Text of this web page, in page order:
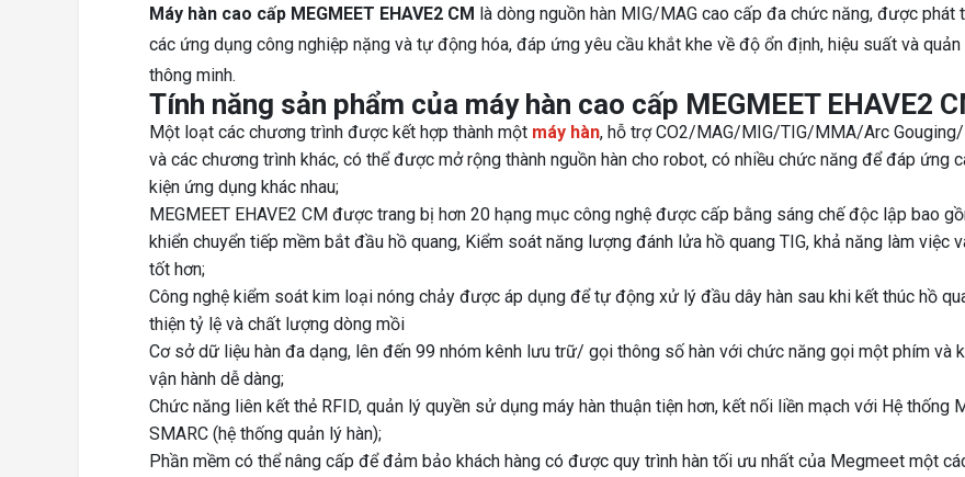
Máy hàn cao cấp MEGMEET EHAVE2 CM là dòng nguồn hàn MIG/MAG cao cấp đa chức năng, được phát
các ứng dụng công nghiệp nặng và tự động hóa, đáp ứng yêu cầu khắt khe về độ ổn định, hiệu suất và quản
thông minh.
Tính năng sản phẩm của máy hàn cao cấp MEGMEET EHAVE2
Một loạt các chương trình được kết hợp thành một máy hàn, hỗ trợ CO2/MAG/MIG/TIG/MMA/Arc
và các chương trình khác, có thể được mở rộng thành nguồn hàn cho robot, có nhiều chức năng để đáp ứng
kiện ứng dụng khác nhau;
MEGMEET EHAVE2 CM được trang bị hơn 20 hạng mục công nghệ được cấp bằng sáng chế độc lập bao
khiển chuyển tiếp mềm bắt đầu hồ quang, Kiểm soát năng lượng đánh lửa hồ quang TIG, khả năng làm việc
tốt hơn;
Công nghệ kiểm soát kim loại nóng chảy được áp dụng để tự động xử lý đầu dây hàn sau khi kết thúc hồ
thiện tỷ lệ và chất lượng dòng mồi
Cơ sở dữ liệu hàn đa dạng, lên đến 99 nhóm kênh lưu trữ/ gọi thông số hàn với chức năng gọi một phím và
vận hành dễ dàng;
Chức năng liên kết thẻ RFID, quản lý quyền sử dụng máy hàn thuận tiện hơn, kết nối liền mạch với Hệ thống
SMARC (hệ thống quản lý hàn);
Phần mềm có thể nâng cấp để đảm bảo khách hàng có được quy trình hàn tối ưu nhất của Megmeet một